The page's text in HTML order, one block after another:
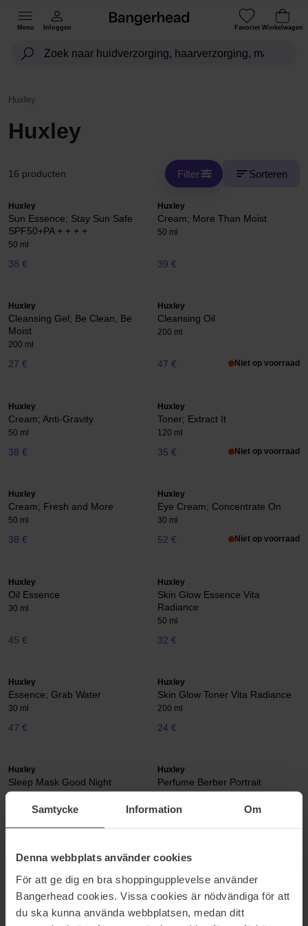
Samtycke Information Om
Denna webbplats använder cookies
För att ge dig en bra shoppingupplevelse använder
Bangerhead cookies. Vissa cookies är nödvändiga för att
du ska kunna använda webbplatsen, medan ditt
Menu Inloggen Favoriet Winkelwagen
Huxley
Huxley
16 producten Filter Sorteren
Huxley
Sun Essence; Stay Sun Safe
SPF50+PA + + + +
50 ml
38 €
Huxley
Cream; More Than Moist
50 ml
39 €
Huxley
Cleansing Gel; Be Clean, Be
Moist
200 ml
27 €
Huxley
Cleansing Oil
200 ml
47 € Niet op voorraad
Huxley
Cream; Anti-Gravity
50 ml
38 €
Huxley
Toner; Extract It
120 ml
35 € Niet op voorraad
Huxley
Cream; Fresh and More
50 ml
38 €
Huxley
Eye Cream; Concentrate On
30 ml
52 € Niet op voorraad
Huxley
Oil Essence
30 ml
45 €
Huxley
Skin Glow Essence Vita
Radiance
50 ml
32 €
Huxley
Essence; Grab Water
30 ml
47 €
Huxley
Skin Glow Toner Vita Radiance
200 ml
24 €
Huxley
Sleep Mask Good Night
Niet op voorraad
Huxley
Perfume Berber Portrait
60 € Niet op voorraad
Huxley
15 ml
60 € Niet op voorraad
Huxley
15 ml
60 € Niet op voorraad